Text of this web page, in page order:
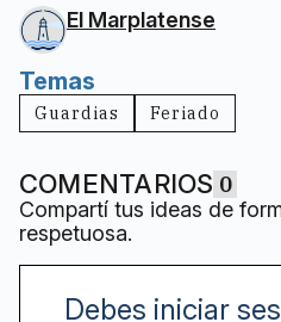
El Marplatense
Temas
Guardias Feriado
COMENTARIOS 0
Compartí tus ideas de
respetuosa.
Debes iniciar